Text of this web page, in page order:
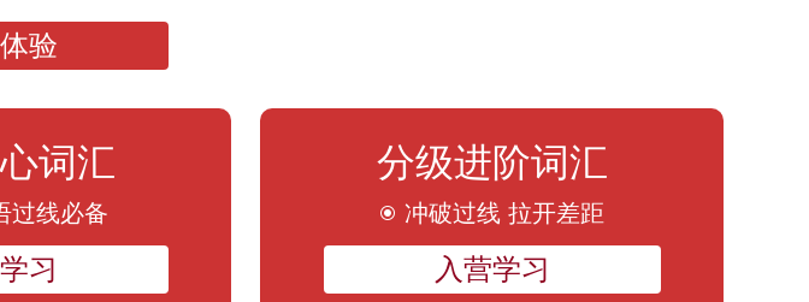
验
词汇
过线必备
习
分级进阶词汇
冲破过线 拉开差距
入营学习